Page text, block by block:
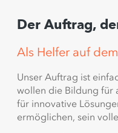
Der Auftrag,
Als Helfer auf
Unser Auftrag ist
wollen die Bildung für
für innovative
ermöglichen, sein